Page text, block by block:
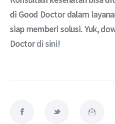
di Good Doctor dalam
siap memberi solusi. Yuk,
Doctor di sini!